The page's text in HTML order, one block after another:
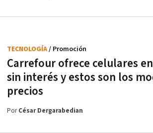
Carrefour ofrece celulares
sin interés y estos son los
precios
TECNOLOGÍA/ Promoción
PorCésar Dergarabedian